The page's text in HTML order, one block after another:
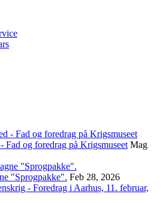
Fad og foredrag på Krigsmuseet Mag
"Sprogpakke". Feb 28, 2026